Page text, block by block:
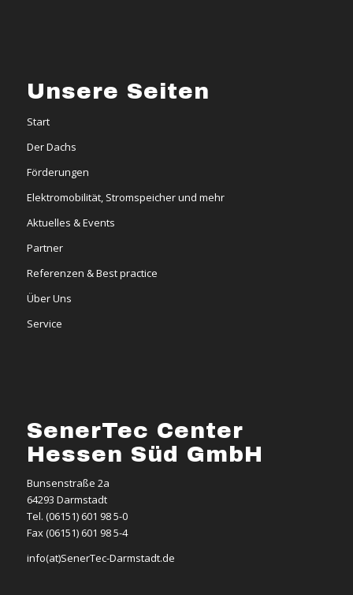
Unsere Seiten
Start
Der Dachs
Förderungen
Elektromobilität, Stromspeicher und mehr
Aktuelles & Events
Partner
Referenzen & Best practice
Über Uns
Service
SenerTec Center
Hessen Süd GmbH
Bunsenstraße 2a
64293 Darmstadt
Tel. (06151) 601 98 5-0
Fax (06151) 601 98 5-4
info(at)SenerTec-Darmstadt.de